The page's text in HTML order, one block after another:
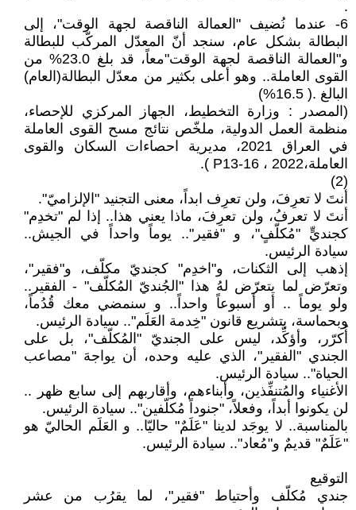
.
6- عندما نُضيف "العمالة الناقصة لجهة الوقت"، إلى
البطالة بشكل عام، سنجد أنّ المعدّل المركّب للبطالة
و"العمالة الناقصة لجهة الوقت"معاً، قد بلغ 23.0% من
القوى العاملة.. وهو أعلى بكثير من معدّل البطالة(العام)
البالغ .( 16.5%)
(المصدر : وزارة التخطيط، الجهاز المركزي للإحصاء،
منظمة العمل الدولية، ملخّص نتائج مسح القوى العاملة
في العراق 2021، مديرية احصاءات السكان والقوى
العاملة،2022 ، P13-16 ).
(2)
أنتَ لا تعرِفَ، ولن تعرِف ابداً، معنى التجنيد "الإلزاميّ".
أنتَ لا تعرفُ، ولن تعرِفَ، ماذا يعني هذا.. إذا لم "تخدِم"
كجنديٍّ "مُكلّفٍ"، و "فقير".. يوماً واحداً في الجيش..
سيادة الرئيس.
إذهب إلى الثكنات، و"اخدِم" كجنديّ مكلّف، و"فقير"،
وتعرّض لما يتعرّض لهُ هذا "الجُنديّ المُكلّف" - الفقير..
ولو يوماً .. أو أسبوعاً واحداً.. و سنمضي معك قُدُماً،
وبحماسة، بتشريع قانون "خِدمة العَلَم".. سيادة الرئيس.
أُكرّر، وأؤكِّد، ليس على الجنديّ "المُكلّف"، بل على
الجندي "الفقير"، الذي عليه وحده، أن يواجهَ "مصاعب
الحياة".. سيادة الرئيس.
الأغنياء والمُتنفِّذين، وأبناءهم، وأقاربهم إلى سابع ظهر ..
لن يكونوا أبداً، وفعلاً، "جنوداً مُكلّفين".. سيادة الرئيس.
بالمناسبة.. لا يوجَد لدينا "عَلَمٌ" حاليّا.. و العَلَم الحاليّ هو
"عَلَمٌ" قديمٌ و"مُعاد".. سيادة الرئيس.
التوقيع
جندي مُكلّف وأحتياط "فقير"، لما يقرُب من عشر